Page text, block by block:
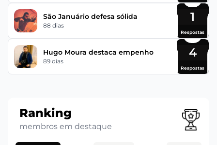
São Januário defesa sólida
88 dias
1
Respostas
Hugo Moura destaca empenho
89 dias
4
Respostas
Ranking
membros em destaque